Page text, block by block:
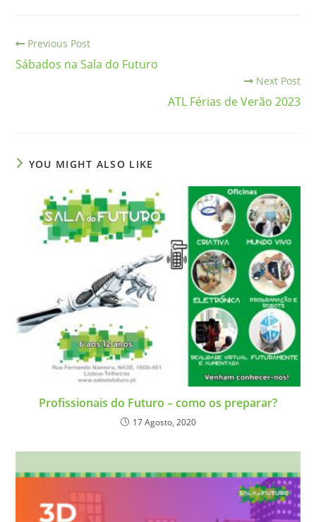
Previous Post
Sábados na Sala do Futuro
Next Post
ATL Férias de Verão 2023
YOU MIGHT ALSO LIKE
Profissionais do Futuro – como os preparar?
17 Agosto, 2020